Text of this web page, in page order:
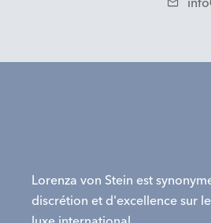
Lorenza von Stein est
discrétion et d'excellence sur